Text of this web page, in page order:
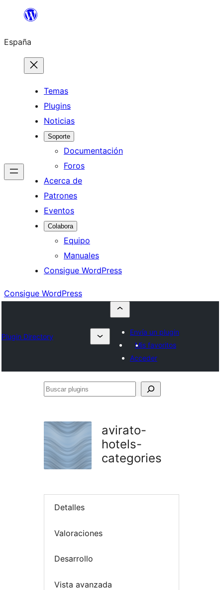
Saltar
contenido
España
Temas
Plugins
Noticias
Soporte
Documentación
Foros
Acerca de
Patrones
Eventos
Colabora
Equipo
Manuales
Consigue WordPress
Consigue WordPress
Plugin Directory
Envía un plugin
Mis favoritos
Acceder
Buscar
avirato-
hotels-
categories
Detalles
Valoraciones
Desarrollo
Vista avanzada